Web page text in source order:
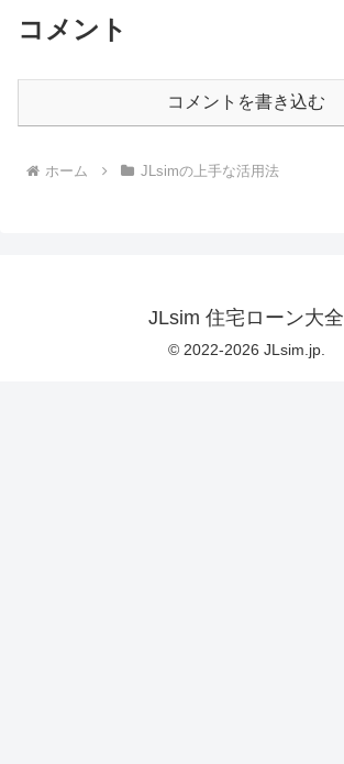
コメント
コメントを書き込む
ホーム JLsimの上手な活用法
JLsim 住宅ローン大全
© 2022-2026 JLsim.jp.